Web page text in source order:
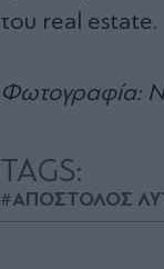
του real estate.
Φωτογραφία:
TAGS:
#ΑΠΟΣΤΟΛΟΣ